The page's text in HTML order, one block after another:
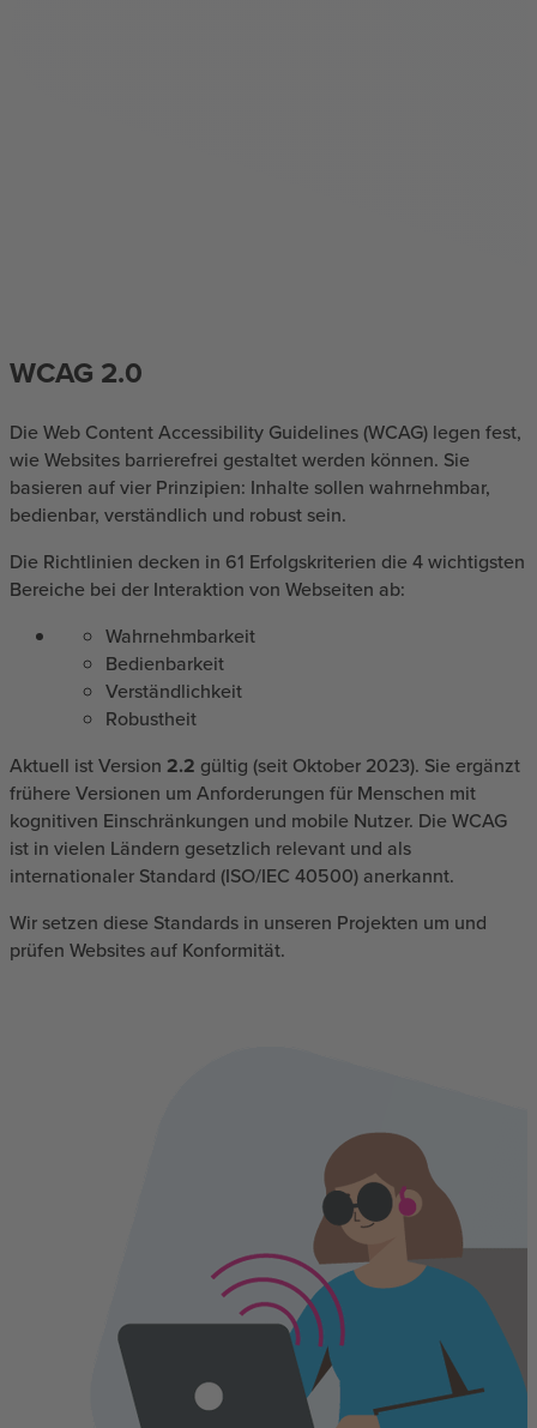
WCAG 2.0
Die Web Content Accessibility Guidelines (WCAG) legen fest,
wie Websites barrierefrei gestaltet werden können. Sie
basieren auf vier Prinzipien: Inhalte sollen wahrnehmbar,
bedienbar, verständlich und robust sein.
Die Richtlinien decken in 61 Erfolgskriterien die 4 wichtigsten
Bereiche bei der Interaktion von Webseiten ab:
Wahrnehmbarkeit
Bedienbarkeit
Verständlichkeit
Robustheit
Aktuell ist Version 2.2 gültig (seit Oktober 2023). Sie ergänzt
frühere Versionen um Anforderungen für Menschen mit
kognitiven Einschränkungen und mobile Nutzer. Die WCAG
ist in vielen Ländern gesetzlich relevant und als
internationaler Standard (ISO/IEC 40500) anerkannt.
Wir setzen diese Standards in unseren Projekten um und
prüfen Websites auf Konformität.